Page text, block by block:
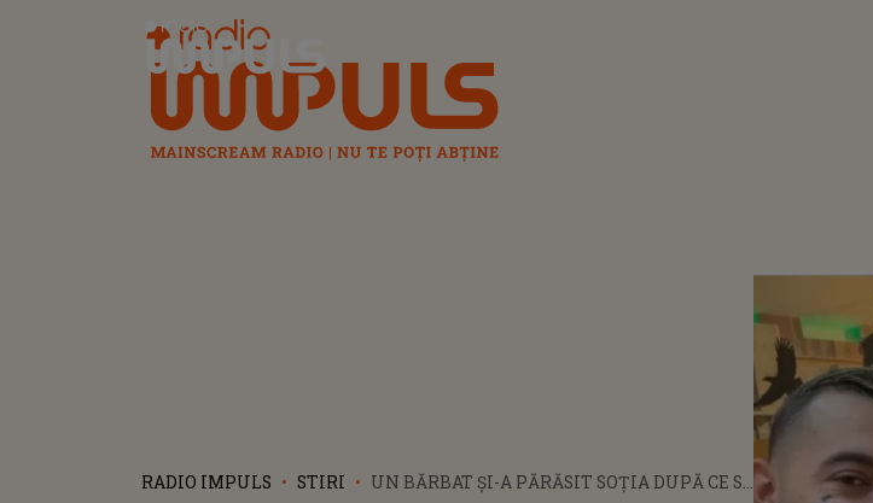
Radio Impuls
RADIO IMPULS STIRI
UN BĂRBAT ȘI-A PĂRĂSIT SOȚIA DUPĂ CE S-